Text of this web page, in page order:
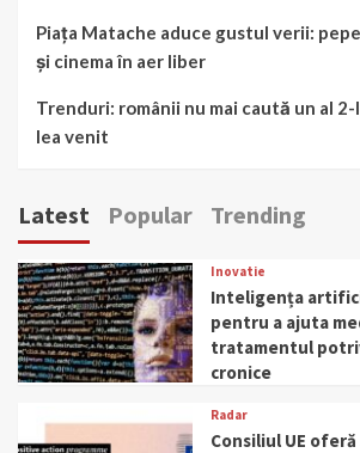
Piața Matache aduce gustul verii:
și cinema în aer liber
Trenduri: românii nu mai caută un al 2-
lea venit
Latest Popular Trending
Inovatie
Inteligența
pentru a ajuta
tratamentul
cronice
Radar
Consiliul UE